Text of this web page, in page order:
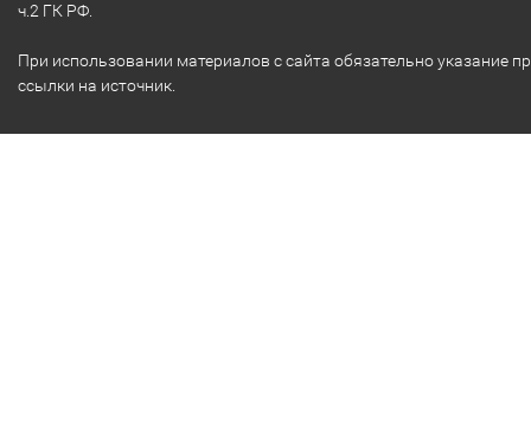
ч.2 ГК РФ.
При использовании материалов с сайта обязательно указание
ссылки на источник.